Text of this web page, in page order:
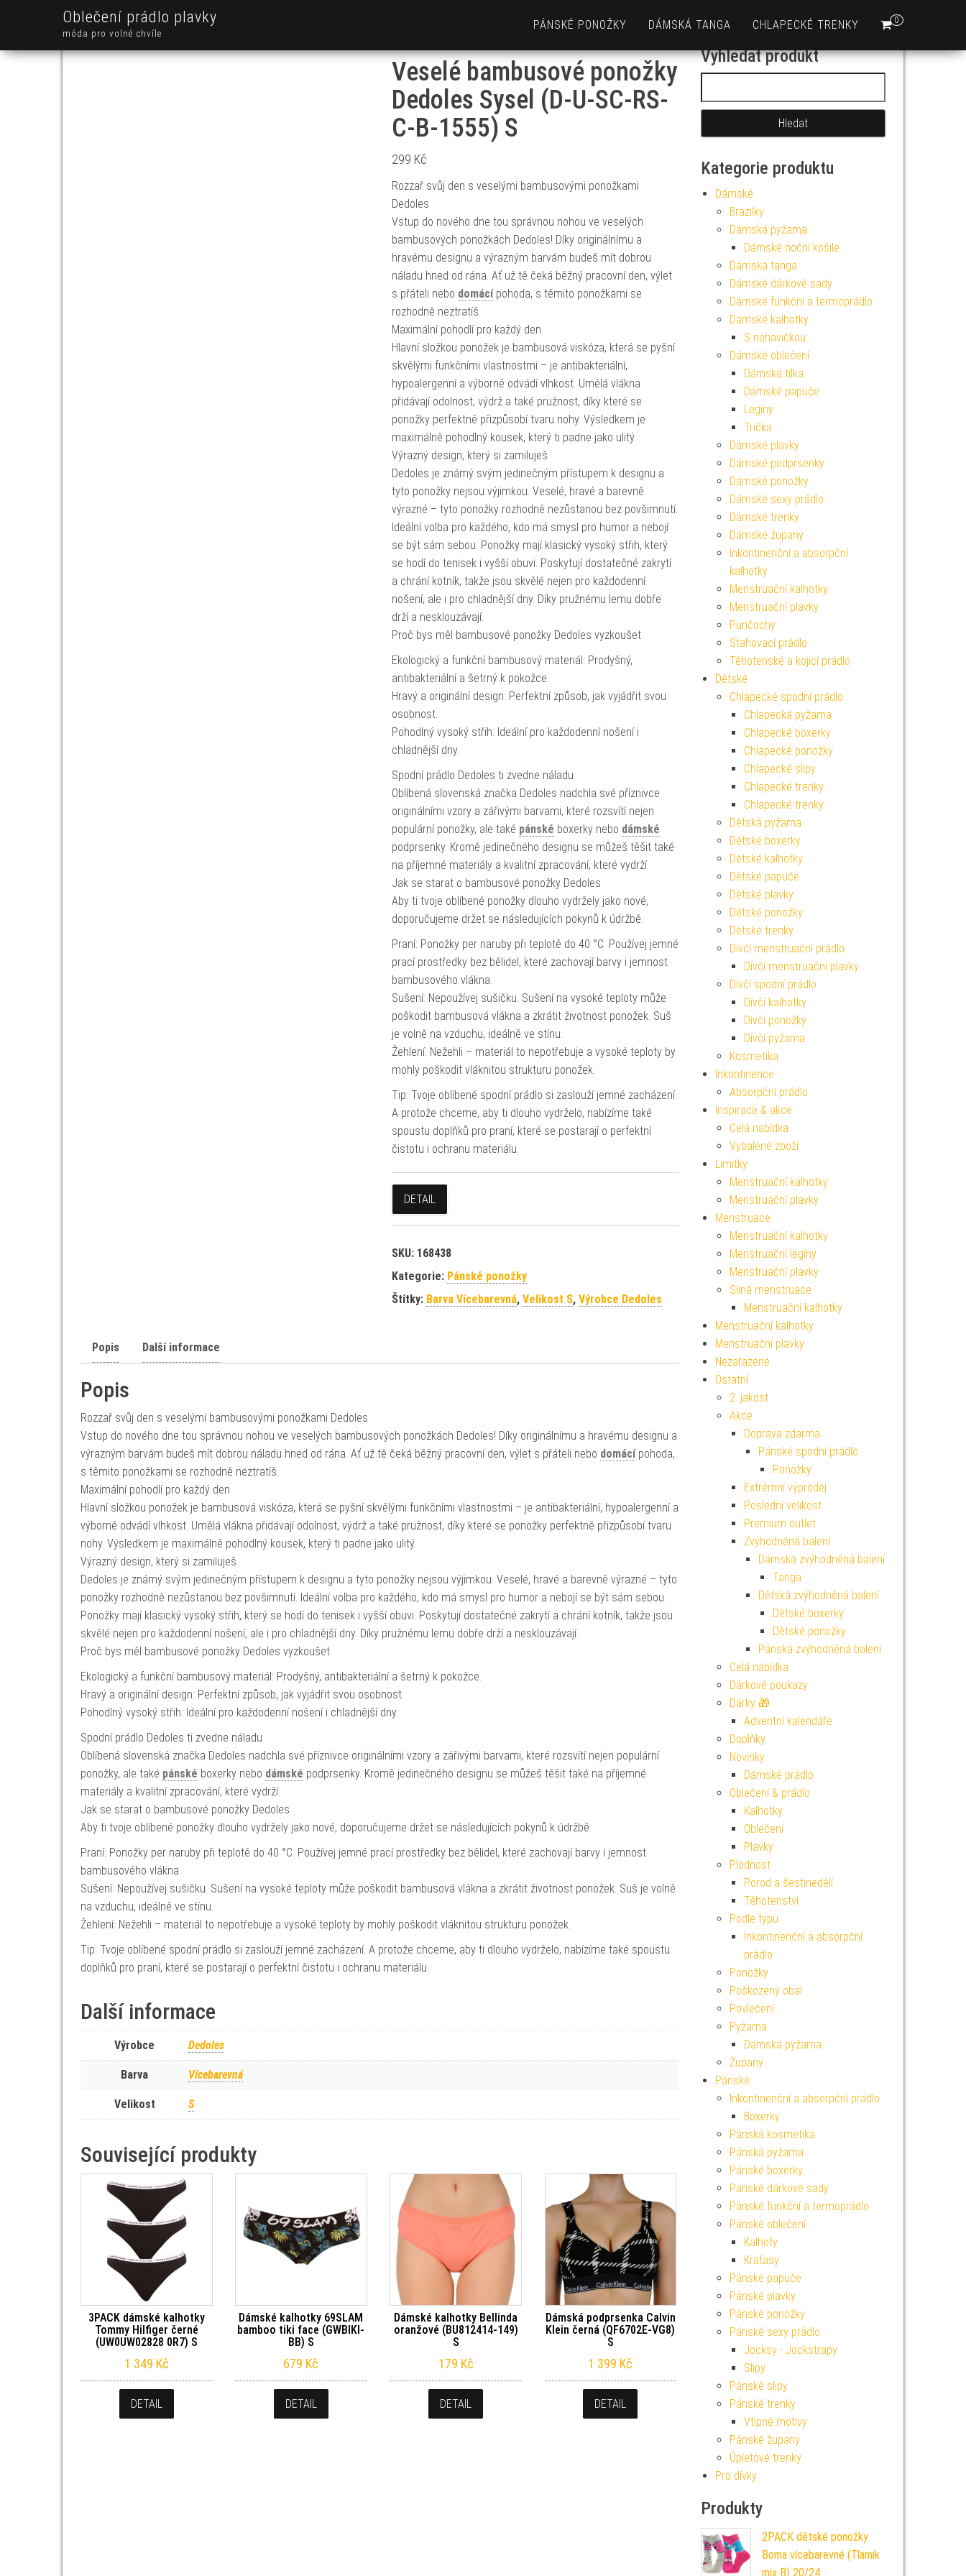
Oblečení prádlo plavky
móda pro volné chvíle
0
PÁNSKÉ PONOŽKY DÁMSKÁ TANGA CHLAPECKÉ TRENKY
Veselé bambusové ponožky
Dedoles Sysel (D-U-SC-RS-
C-B-1555) S
299 Kč
Rozzař svůj den s veselými bambusovými ponožkami
Dedoles
Vstup do nového dne tou správnou nohou ve veselých
bambusových ponožkách Dedoles! Díky originálnímu a
hravému designu a výrazným barvám budeš mít dobrou
náladu hned od rána. Ať už tě čeká běžný pracovní den, výlet
s přáteli nebo domácípohoda, s těmito ponožkami se
rozhodně neztratíš.
Maximální pohodlí pro každý den
Hlavní složkou ponožek je bambusová viskóza, která se pyšní
skvělými funkčními vlastnostmi – je antibakteriální,
hypoalergenní a výborně odvádí vlhkost. Umělá vlákna
přidávají odolnost, výdrž a také pružnost, díky které se
ponožky perfektně přizpůsobí tvaru nohy. Výsledkem je
maximálně pohodlný kousek, který ti padne jako ulitý.
Výrazný design, který si zamiluješ
Dedoles je známý svým jedinečným přístupem k designu a
tyto ponožky nejsou výjimkou. Veselé, hravé a barevně
výrazné – tyto ponožky rozhodně nezůstanou bez povšimnutí.
Ideální volba pro každého, kdo má smysl pro humor a nebojí
se být sám sebou. Ponožky mají klasický vysoký střih, který
se hodí do tenisek i vyšší obuvi. Poskytují dostatečné zakrytí
a chrání kotník, takže jsou skvělé nejen pro každodenní
nošení, ale i pro chladnější dny. Díky pružnému lemu dobře
drží a nesklouzávají.
Proč bys měl bambusové ponožky Dedoles vyzkoušet
Ekologický a funkční bambusový materiál: Prodyšný,
antibakteriální a šetrný k pokožce.
Hravý a originální design: Perfektní způsob, jak vyjádřit svou
osobnost.
Pohodlný vysoký střih: Ideální pro každodenní nošení i
chladnější dny.
Spodní prádlo Dedoles ti zvedne náladu
Oblíbená slovenská značka Dedoles nadchla své příznivce
originálními vzory a zářivými barvami, které rozsvítí nejen
populární ponožky, ale také pánské boxerky nebo dámské
podprsenky. Kromě jedinečného designu se můžeš těšit také
na příjemné materiály a kvalitní zpracování, které vydrží.
Jak se starat o bambusové ponožky Dedoles
Aby ti tvoje oblíbené ponožky dlouho vydržely jako nové,
doporučujeme držet se následujících pokynů k údržbě.
Praní: Ponožky per naruby při teplotě do 40 °C. Používej jemné
prací prostředky bez bělidel, které zachovají barvy i jemnost
bambusového vlákna.
Sušení: Nepoužívej sušičku. Sušení na vysoké teploty může
poškodit bambusová vlákna a zkrátit životnost ponožek. Suš
je volně na vzduchu, ideálně ve stínu.
Žehlení: Nežehli – materiál to nepotřebuje a vysoké teploty by
mohly poškodit vláknitou strukturu ponožek.
Tip: Tvoje oblíbené spodní prádlo si zaslouží jemné zacházení.
A protože chceme, aby ti dlouho vydrželo, nabízíme také
spoustu doplňků pro praní, které se postarají o perfektní
čistotu i ochranu materiálu.
DETAIL
SKU: 168438
Kategorie: Pánské ponožky
Štítky: Barva Vícebarevná, Velikost S, Výrobce Dedoles
Popis Další informace
Popis
Rozzař svůj den s veselými bambusovými ponožkami Dedoles
Vstup do nového dne tou správnou nohou ve veselých bambusových ponožkách Dedoles! Díky originálnímu a hravému designu a
výrazným barvám budeš mít dobrou náladu hned od rána. Ať už tě čeká běžný pracovní den, výlet s přáteli nebo domácípohoda,
s těmito ponožkami se rozhodně neztratíš.
Maximální pohodlí pro každý den
Hlavní složkou ponožek je bambusová viskóza, která se pyšní skvělými funkčními vlastnostmi – je antibakteriální, hypoalergenní a
výborně odvádí vlhkost. Umělá vlákna přidávají odolnost, výdrž a také pružnost, díky které se ponožky perfektně přizpůsobí tvaru
nohy. Výsledkem je maximálně pohodlný kousek, který ti padne jako ulitý.
Výrazný design, který si zamiluješ
Dedoles je známý svým jedinečným přístupem k designu a tyto ponožky nejsou výjimkou. Veselé, hravé a barevně výrazné – tyto
ponožky rozhodně nezůstanou bez povšimnutí. Ideální volba pro každého, kdo má smysl pro humor a nebojí se být sám sebou.
Ponožky mají klasický vysoký střih, který se hodí do tenisek i vyšší obuvi. Poskytují dostatečné zakrytí a chrání kotník, takže jsou
skvělé nejen pro každodenní nošení, ale i pro chladnější dny. Díky pružnému lemu dobře drží a nesklouzávají.
Proč bys měl bambusové ponožky Dedoles vyzkoušet
Ekologický a funkční bambusový materiál: Prodyšný, antibakteriální a šetrný k pokožce.
Hravý a originální design: Perfektní způsob, jak vyjádřit svou osobnost.
Pohodlný vysoký střih: Ideální pro každodenní nošení i chladnější dny.
Spodní prádlo Dedoles ti zvedne náladu
Oblíbená slovenská značka Dedoles nadchla své příznivce originálními vzory a zářivými barvami, které rozsvítí nejen populární
ponožky, ale také pánské boxerky nebo dámské podprsenky. Kromě jedinečného designu se můžeš těšit také na příjemné
materiály a kvalitní zpracování, které vydrží.
Jak se starat o bambusové ponožky Dedoles
Aby ti tvoje oblíbené ponožky dlouho vydržely jako nové, doporučujeme držet se následujících pokynů k údržbě.
Praní: Ponožky per naruby při teplotě do 40 °C. Používej jemné prací prostředky bez bělidel, které zachovají barvy i jemnost
bambusového vlákna.
Sušení: Nepoužívej sušičku. Sušení na vysoké teploty může poškodit bambusová vlákna a zkrátit životnost ponožek. Suš je volně
na vzduchu, ideálně ve stínu.
Žehlení: Nežehli – materiál to nepotřebuje a vysoké teploty by mohly poškodit vláknitou strukturu ponožek.
Tip: Tvoje oblíbené spodní prádlo si zaslouží jemné zacházení. A protože chceme, aby ti dlouho vydrželo, nabízíme také spoustu
doplňků pro praní, které se postarají o perfektní čistotu i ochranu materiálu.
Další informace
Výrobce Dedoles
Barva Vícebarevná
Velikost S
Související produkty
3PACK dámské kalhotky
Tommy Hilfiger černé
(UW0UW02828 0R7) S
1 349 Kč
DETAIL
Dámské kalhotky 69SLAM
bamboo tiki face (GWBIKI-
BB) S
679 Kč
DETAIL
Dámské kalhotky Bellinda
oranžové (BU812414-149)
S
179 Kč
DETAIL
Dámská podprsenka Calvin
Klein černá (QF6702E-VG8)
S
1 399 Kč
DETAIL
Vyhledat produkt
Kategorie produktu
Dámské
Brazilky
Dámská pyžama
Dámské noční košile
Dámská tanga
Dámské dárkové sady
Dámské funkční a termoprádlo
Dámské kalhotky
S nohavičkou
Dámské oblečení
Dámská tílka
Dámské papuče
Legíny
Trička
Dámské plavky
Dámské podprsenky
Dámské ponožky
Dámské sexy prádlo
Dámské trenky
Dámské župany
Inkontinenční a absorpční
kalhotky
Menstruační kalhotky
Menstruační plavky
Punčochy
Stahovací prádlo
Těhotenské a kojicí prádlo
Dětské
Chlapecké spodní prádlo
Chlapecká pyžama
Chlapecké boxerky
Chlapecké ponožky
Chlapecké slipy
Chlapecké trenky
Chlapecké trenky
Dětská pyžama
Dětské boxerky
Dětské kalhotky
Dětské papuče
Dětské plavky
Dětské ponožky
Dětské trenky
Dívčí menstruační prádlo
Dívčí menstruační plavky
Dívčí spodní prádlo
Dívčí kalhotky
Dívčí ponožky
Dívčí pyžama
Kosmetika
Inkontinence
Absorpční prádlo
Inspirace & akce
Celá nabídka
Vybalené zboží
Limitky
Menstruační kalhotky
Menstruační plavky
Menstruace
Menstruační kalhotky
Menstruační legíny
Menstruační plavky
Silná menstruace
Menstruační kalhotky
Menstruační kalhotky
Menstruační plavky
Nezařazené
Ostatní
2. jakost
Akce
Doprava zdarma
Pánské spodní prádlo
Ponožky
Extrémní výprodej
Poslední velikost
Premium outlet
Zvýhodněná balení
Dámská zvýhodněná balení
Tanga
Dětská zvýhodněná balení
Dětské boxerky
Dětské ponožky
Pánská zvýhodněná balení
Celá nabídka
Dárkové poukazy
Dárky 🎁
Adventní kalendáře
Doplňky
Novinky
Dámské prádlo
Oblečení & prádlo
Kalhotky
Oblečení
Plavky
Plodnost
Porod a šestinedělí
Těhotenství
Podle typu
Inkontinenční a absorpční
prádlo
Ponožky
Poškozený obal
Povlečení
Pyžama
Dámská pyžama
Župany
Pánské
Inkontinenční a absorpční prádlo
Boxerky
Pánská kosmetika
Pánská pyžama
Pánské boxerky
Pánské dárkové sady
Pánské funkční a termoprádlo
Pánské oblečení
Kalhoty
Kraťasy
Pánské papuče
Pánské plavky
Pánské ponožky
Pánské sexy prádlo
Jocksy - Jockstrapy
Slipy
Pánské slipy
Pánské trenky
Vtipné motivy
Pánské župany
Úpletové trenky
Pro dívky
Produkty
2PACK dětské ponožky
Boma vícebarevné (Tlamik
mix B) 20/24